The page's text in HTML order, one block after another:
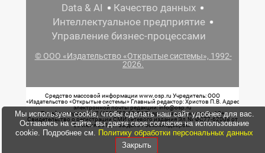
Data & AI
Качество данных
Интеллектуальное предприятие
Управление бизнес-процессами
© ООО «Издательство «Открытые системы», 1992-
2026.
Средство массовой информации www.osp.ru Учредитель: ООО
«Издательство «Открытые системы» Главный редактор: Христов П.В. Адрес
электронной почты редакции: info@osp.ru
Телефон редакции: 7 (499) 703-18-54 Возрастная маркировка: 12+
Свидетельство о регистрации СМИ сетевого издания Эл.№ ФС77-62008 от
05 июня 2015 г. выдано Роскомнадзором.
Мы используем cookie, чтобы сделать наш сайт удобнее для вас.
Оставаясь на сайте, вы даете свое согласие на использование
cookie. Подробнее см. Политику обработки персональных данных
Закрыть